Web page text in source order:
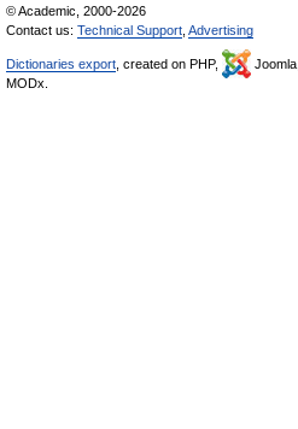
© Academic, 2000-2026
Contact us: Technical Support Advertising
Dictionaries export , created on PHP, Joomla,
MODx.